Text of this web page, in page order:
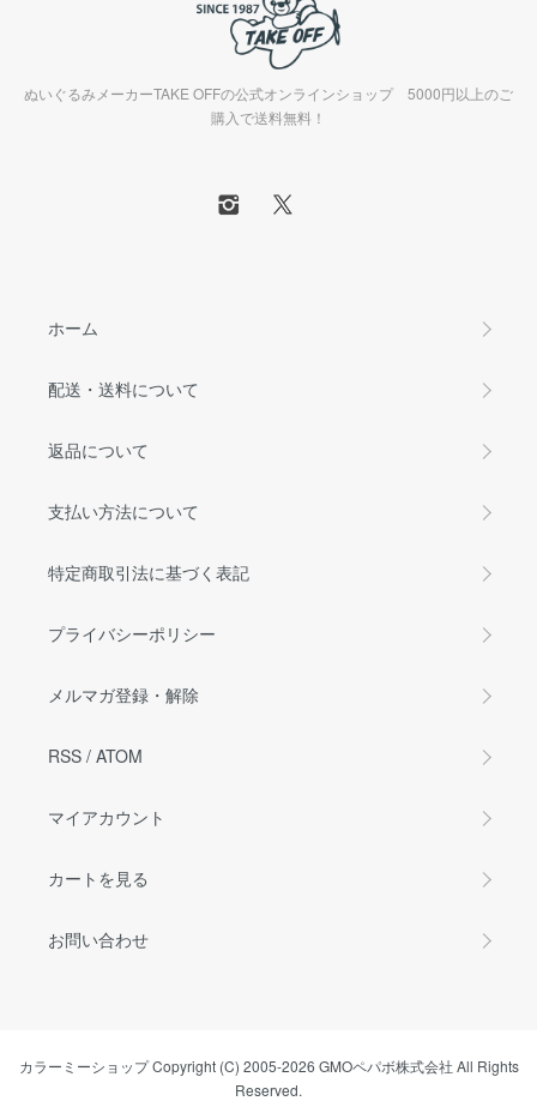
ぬいぐるみメーカーTAKE OFFの公式オンラインショップ 5000円以上のご
購入で送料無料！
ホーム
配送・送料について
返品について
支払い方法について
特定商取引法に基づく表記
プライバシーポリシー
メルマガ登録・解除
RSS / ATOM
マイアカウント
カートを見る
お問い合わせ
カラーミーショップCopyright (C) 2005-2026 GMOペパボ株式会社 All Rights
Reserved.